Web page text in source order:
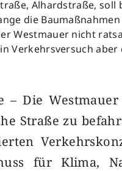
Alhardstraße, soll
die
Westmauer nicht
Verkehrsversuch
– Die
Straße zu
für Klima,